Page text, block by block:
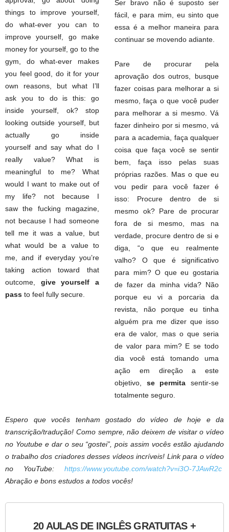
things to improve yourself,
do what-ever you can to
improve yourself, go make
money for yourself, go to the
gym, do what-ever makes
you feel good, do it for your
own reasons, but what I’ll
ask you to do is this: go
inside yourself, ok? stop
looking outside yourself, but
actually go inside
yourself and say what do I
really value? What is
meaningful to me? What
would I want to make out of
my life? not because I
saw the fucking magazine,
not because I had someone
tell me it was a value, but
what would be a value to
me, and if everyday you’re
taking action toward that
outcome, give yourself a
pass to feel fully secure.
Ser bravo não é suposto ser
fácil, e para mim, eu sinto que
essa é a melhor maneira para
continuar se movendo adiante.
Pare de procurar pela
aprovação dos outros, busque
fazer coisas para melhorar a si
mesmo, faça o que você puder
para melhorar a si mesmo. Vá
fazer dinheiro por si mesmo, vá
para a academia, faça qualquer
coisa que faça você se sentir
bem, faça isso pelas suas
próprias razões. Mas o que eu
vou pedir para você fazer é
isso: Procure dentro de si
mesmo ok? Pare de procurar
fora de si mesmo, mas na
verdade, procure dentro de si e
diga, “o que eu realmente
valho? O que é significativo
para mim? O que eu gostaria
de fazer da minha vida? Não
porque eu vi a porcaria da
revista, não porque eu tinha
alguém pra me dizer que isso
era de valor, mas o que seria
de valor para mim? E se todo
dia você está tomando uma
ação em direção a este
objetivo, se permita sentir-se
totalmente seguro.
Espero que vocês tenham gostado do vídeo de hoje e da
transcrição/tradução! Como sempre, não deixem de visitar o vídeo
no Youtube e dar o seu “gostei”, pois assim vocês estão ajudando
o trabalho dos criadores desses vídeos incríveis! Link para o vídeo
no YouTube: https://www.youtube.com/watch?v=i3O-7JAwR2c
Abração e bons estudos a todos vocês!
20 AULAS DE INGLÊS GRATUITAS +